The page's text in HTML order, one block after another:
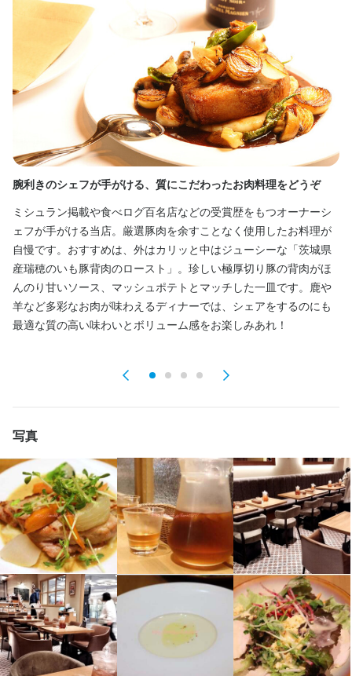
腕利きのシェフが手がける、質にこだわったお肉料理をどうぞ
ミシュラン掲載や食べログ百名店などの受賞歴をもつオーナーシ
ェフが手がける当店。厳選豚肉を余すことなく使用したお料理が
自慢です。おすすめは、外はカリッと中はジューシーな「茨城県
産瑞穂のいも豚背肉のロースト」。珍しい極厚切り豚の背肉がほ
んのり甘いソース、マッシュポテトとマッチした一皿です。鹿や
羊など多彩なお肉が味わえるディナーでは、シェアをするのにも
最適な質の高い味わいとボリューム感をお楽しみあれ！
写真